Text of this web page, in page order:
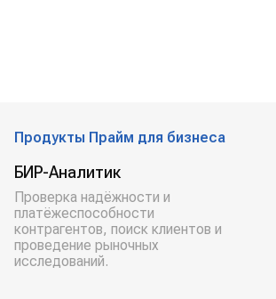
Продукты Прайм для бизнеса
БИР-Аналитик
Проверка надёжности и
платёжеспособности
контрагентов, поиск клиентов и
проведение рыночных
исследований.